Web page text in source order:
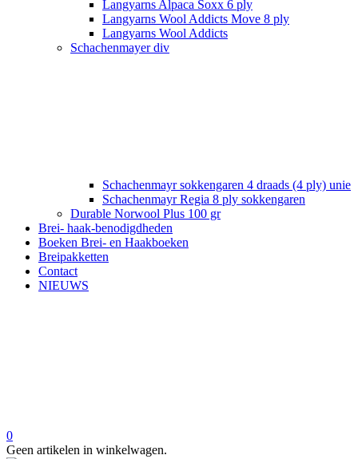
Langyarns Alpaca Soxx 6 ply
Langyarns Wool Addicts Move 8 ply
Langyarns Wool Addicts
Schachenmayer div
Schachenmayr sokkengaren 4 draads (4 ply) unie
Schachenmayr Regia 8 ply sokkengaren
Durable Norwool Plus 100 gr
Brei- haak-benodigdheden
Boeken Brei- en Haakboeken
Breipakketten
Contact
NIEUWS
0
Geen artikelen in winkelwagen.